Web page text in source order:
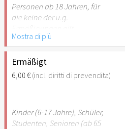
Personen ab 18 Jahren, für
die keine der u.g.
Mostra di più
Ermäßigt
6,00 €(incl. diritti di prevendita)
Kinder (6-17 Jahre), Schüler,
Studenten, Senioren (ab 65